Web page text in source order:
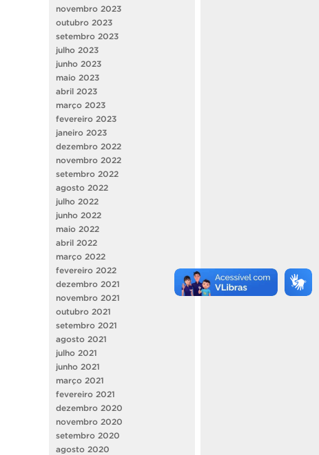
novembro 2023
outubro 2023
setembro 2023
julho 2023
junho 2023
maio 2023
abril 2023
março 2023
fevereiro 2023
janeiro 2023
dezembro 2022
novembro 2022
setembro 2022
agosto 2022
julho 2022
junho 2022
maio 2022
abril 2022
março 2022
fevereiro 2022
dezembro 2021
novembro 2021
outubro 2021
setembro 2021
agosto 2021
julho 2021
junho 2021
março 2021
fevereiro 2021
dezembro 2020
novembro 2020
setembro 2020
agosto 2020